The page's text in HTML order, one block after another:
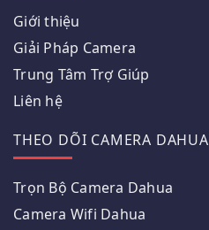
Giới thiệu
Giải Pháp Camera
Trung Tâm Trợ Giúp
Liên hệ
THEO DÕI CAMERA DAHUA
Trọn Bộ Camera Dahua
Camera Wifi Dahua